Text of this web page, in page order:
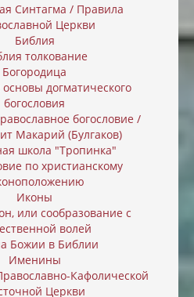
Синтагма / Правила
Церкви
Библия
толкование
Богородица
догматического
богословия
богословие /
Макарий (Булгаков)
школа "Тропинка"
по христианскому
Иконы
или cообразование с
волей
Божии в Библии
Именины
Кафолической
Церкви